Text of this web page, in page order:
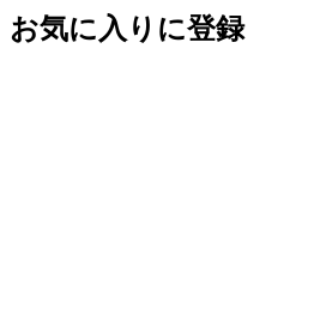
お気に入りに登録